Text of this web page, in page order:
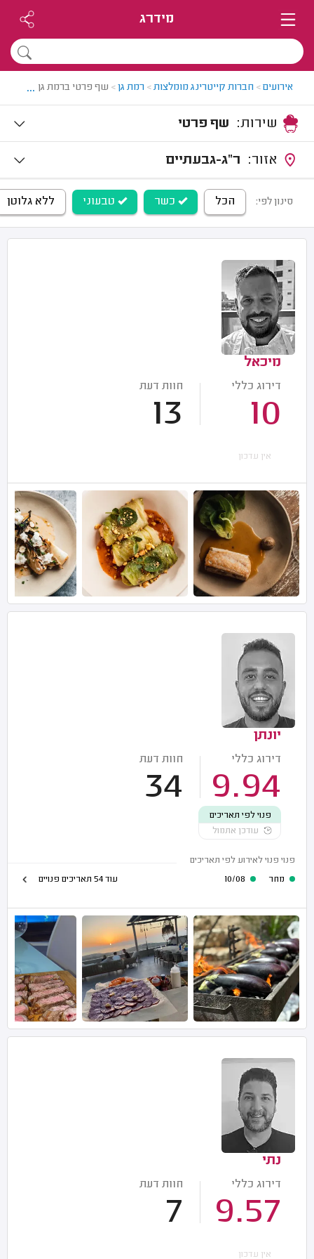
מידרג
אירועים> חברות קייטרינג מומלצות> רמת גן> שף פרטי ברמת גן ...
שף פרטי
ר"ג-גבעתיים
סינון לפי: הכל כשר טבעוני ללא גלוטן
מיכאל
דירוג כללי
10
חוות דעת
13
אין עדכון
יונתן
דירוג כללי
9.94
חוות דעת
34
פנוי לפי תאריכים
עודכן אתמול
פנוי פנוי לאירוע לפי תאריכים
מחר
עוד 54 תאריכים פנויים
נתי
דירוג כללי
9.57
חוות דעת
7
אין עדכון